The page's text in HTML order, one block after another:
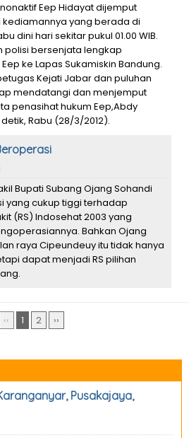
Eep Hidayat dijemput
kediamannya yang berada di
dini hari sekitar pukul 01.00 WIB.
polisi bersenjata lengkap
ke Lapas Sukamiskin Bandung.
Kejati Jabar dan puluhan
mendatangi dan menjemput
penasihat hukum Eep,Abdy
Rabu (28/3/2012).
Bupati Subang Ojang Sohandi
yang cukup tiggi terhadap
(RS) Indosehat 2003 yang
Bahkan Ojang
raya Cipeundeuy itu tidak hanya
dapat menjadi RS pilihan
‹‹ 1 2 ››
Pusakajaya,